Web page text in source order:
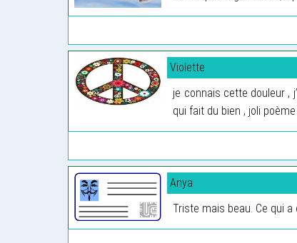
Violette
je connais cette douleur ,
qui fait du bien , joli
Anya
Triste mais beau. Ce qui